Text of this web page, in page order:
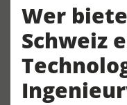
Wer
Schweiz